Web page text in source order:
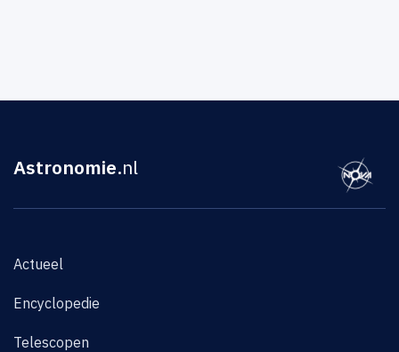
Astronomie.nl
Actueel
Encyclopedie
Telescopen